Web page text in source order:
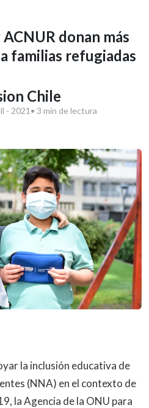
donan más
familias refugiadas
Chile
- 2021 • 3 min de lectura
la inclusión educativa de
(NNA) en el contexto de
la Agencia de la ONU para